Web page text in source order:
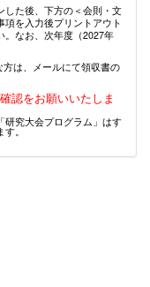
した後、下方の＜会則・文
を入力後プリントアウト
。なお、次年度（2027年
は、メールにて領収書の
認をお願いいたしま
研究大会プログラム」はす
す。